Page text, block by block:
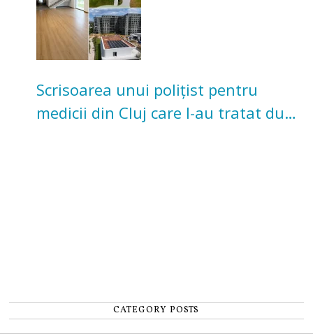
Scrisoarea unui polițist pentru
medicii din Cluj care l-au tratat după
CATEGORY POSTS